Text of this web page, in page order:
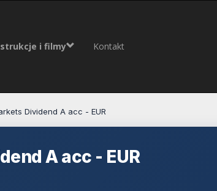
i filmy Kontakt
Dividend A acc - EUR
A acc - EUR